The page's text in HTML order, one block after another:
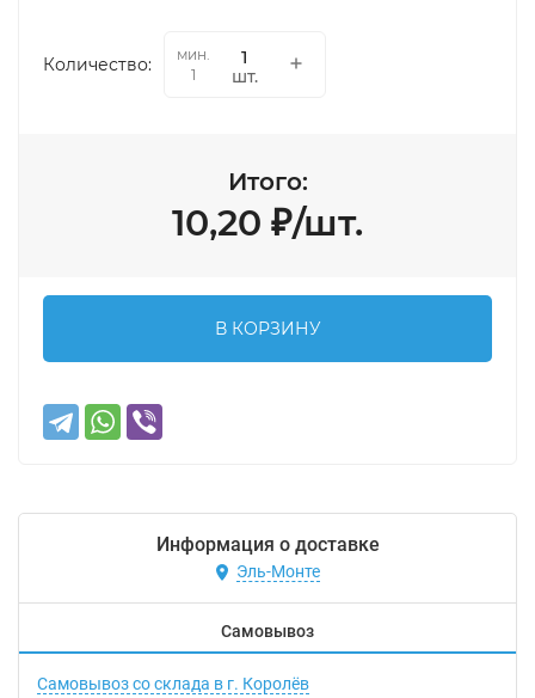
Количество:
мин.
1
шт.
Итого:
10,20 ₽/шт.
В КОРЗИНУ
Информация о доставке
Эль-Монте
Самовывоз
Самовывоз со склада в г. Королёв